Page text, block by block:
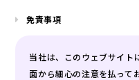
免責事項
当社は、このウェブサイト
面から細心の注意を払って